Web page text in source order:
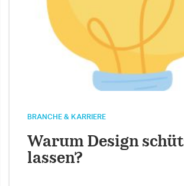
BRANCHE & KARRIERE
Warum Design
lassen?